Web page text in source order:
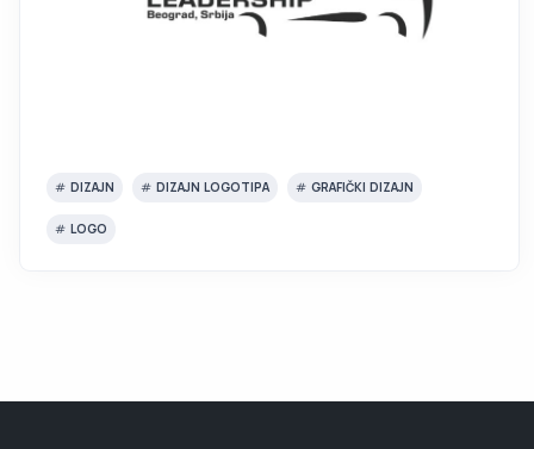
DIZAJN DIZAJN LOGOTIPA GRAFIČKI DIZAJN
LOGO